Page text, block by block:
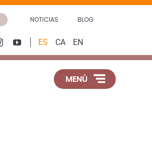
NOTICIAS BLOG
ES CA EN
MENÚ